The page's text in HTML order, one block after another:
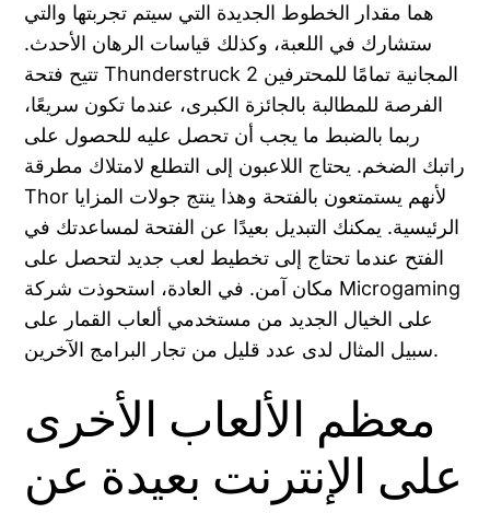
هما مقدار الخطوط الجديدة التي سيتم تجربتها والتي
ستشارك في اللعبة، وكذلك قياسات الرهان الأحدث.
تتيح فتحة Thunderstruck 2 المجانية تمامًا للمحترفين
الفرصة للمطالبة بالجائزة الكبرى، عندما تكون سريعًا،
ربما بالضبط ما يجب أن تحصل عليه للحصول على
راتبك الضخم. يحتاج اللاعبون إلى التطلع لامتلاك مطرقة
Thor لأنهم يستمتعون بالفتحة وهذا ينتج جولات المزايا
الرئيسية. يمكنك التبديل بعيدًا عن الفتحة لمساعدتك في
الفتح عندما تحتاج إلى تخطيط لعب جديد لتحصل على
مكان آمن. في العادة، استحوذت شركة Microgaming
على الخيال الجديد من مستخدمي ألعاب القمار على
سبيل المثال لدى عدد قليل من تجار البرامج الآخرين.
معظم الألعاب الأخرى
على الإنترنت بعيدة عن